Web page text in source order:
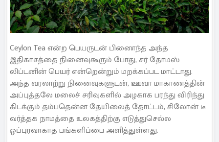
Ceylon Tea என்ற பெயருடன் பிணைந்த அந்த
இதிகாசத்தை நினைவுகூரும் போது, சர் தோமஸ்
லிப்டனின் பெயர் என்றென்றும் மறக்கப்பட மாட்டாது.
அந்த வரலாற்று நினைவுகளுடன், ஊவா மாகாணத்தின்
அப்புத்தலே மலைச் சரிவுகளில் அழகாக பரந்து விரிந்து
கிடக்கும் தம்பதென்ன தேயிலைத் தோட்டம், சிலோன் டீ
வர்த்தக நாமத்தை உலகத்திற்கு எடுத்துசெல்ல
ஒப்புரவாகாத பங்களிப்பை அளித்துள்ளது.